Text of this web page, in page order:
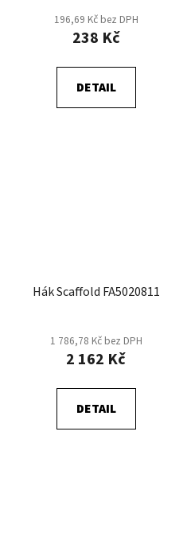
196,69 Kč bez DPH
238 Kč
DETAIL
Hák Scaffold FA5020811
1 786,78 Kč bez DPH
2 162 Kč
DETAIL